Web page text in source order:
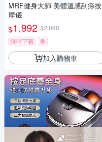
MRF健身大師 美體溫感刮痧按
摩儀
$1,992 $2,080
限時下殺
券
加入購物車